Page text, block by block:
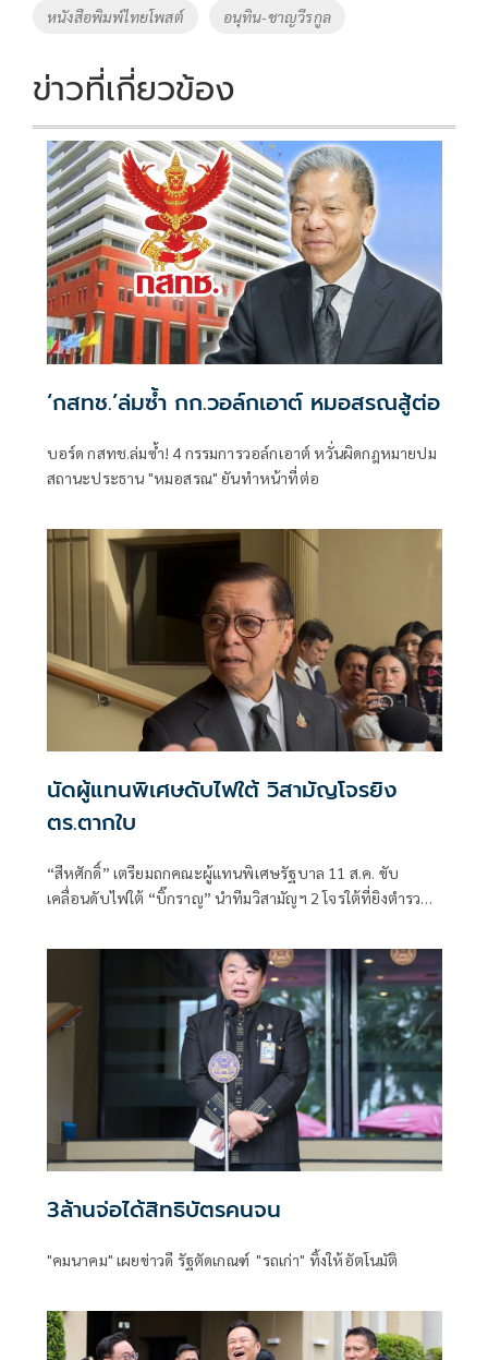
o
k
Li
k
Tags
หนังสือพิมพ์ไทยโพสต์ อนุทิน-ชาญวีรกูล
ข่าวที่เกี่ยวข้อง
‘กสทช.’ล่มซํ้า กก.วอล์กเอาต์ หมอสรณสู้ต่อ
บอร์ด กสทช.ล่มซ้ำ! 4 กรรมการวอล์กเอาต์ หวั่นผิดกฎหมายปม
สถานะประธาน "หมอสรณ" ยันทำหน้าที่ต่อ
นัดผู้แทนพิเศษดับไฟใต้ วิสามัญโจรยิง
ตร.ตากใบ
“สีหศักดิ์”​ เตรียมถกคณะผู้แทน​พิเศษรัฐบาล​ 11 ส.ค. ขับ
เคลื่อนดับไฟใต้​ “บิ๊กราญ” นำทีมวิสามัญฯ 2 โจรใต้ที่ยิงตำรวจ
3ล้านจ่อได้สิทธิบัตรคนจน
"คมนาคม" เผยข่าวดี รัฐตัดเกณฑ์ "รถเก่า" ทิ้งให้อัตโนมัติ